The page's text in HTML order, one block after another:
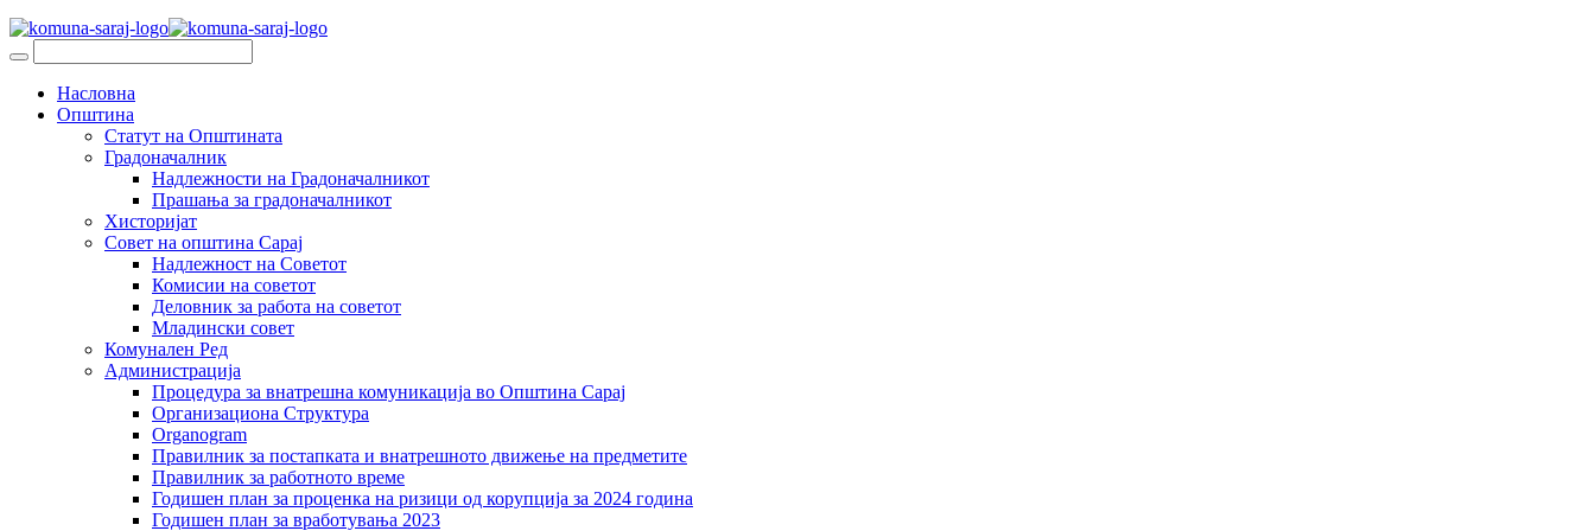
Насловна
Општина
Статут на Општината
Градоначалник
Надлежности на Градоначалникот
Прашања за градоначалникот
Хисторијат
Совет на општина Сарај
Надлежност на Советот
Комисии на советот
Деловник за работа на советот
Младински совет
Комунален Ред
Администрација
Процедура за внатрешна комуникација во Општина Сарај
Организациона Структура
Organogram
Правилник за постапката и внатрешното движење на предметите
Правилник за работното време
Годишен план за проценка на ризици од корупција за 2024 година
Годишен план за вработувања 2023